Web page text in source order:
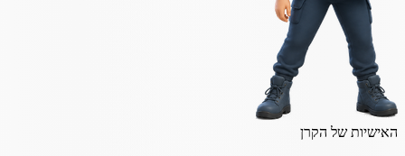
האישיות של הקרן